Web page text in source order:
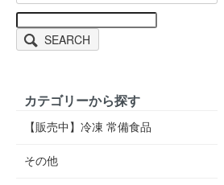
SEARCH
カテゴリーから探す
【販売中】冷凍 常備食品
その他